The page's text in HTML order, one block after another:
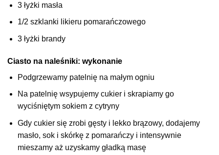
3 łyżki masła
1/2 szklanki likieru pomarańczowego
3 łyżki brandy
Ciasto na naleśniki: wykonanie
Podgrzewamy patelnię na małym ogniu
Na patelnię wsypujemy cukier i skrapiamy go
wyciśniętym sokiem z cytryny
Gdy cukier się zrobi gęsty i lekko brązowy, dodajemy
masło, sok i skórkę z pomarańczy i intensywnie
mieszamy aż uzyskamy gładką masę